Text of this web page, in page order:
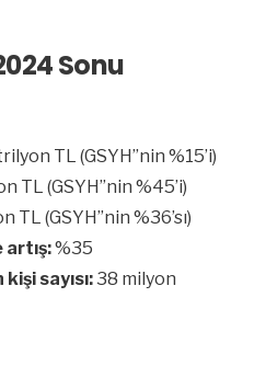
Sonu
TL (GSYH’’nin %15’i)
TL (GSYH’’nin %45’i)
TL (GSYH’’nin %36’sı)
%35
sayısı:38 milyon